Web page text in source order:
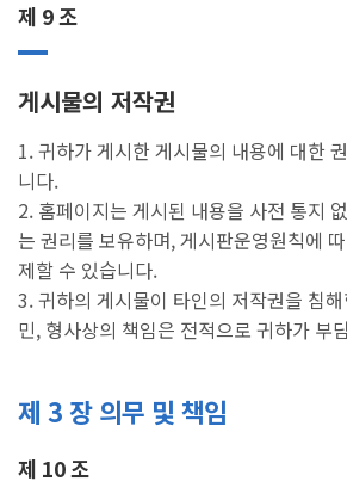
제 9 조
게시물의 저작권
1. 귀하가 게시한 게시물의 내용에 대한
니다.
2. 홈페이지는 게시된 내용을 사전 통지
는 권리를 보유하며, 게시판운영원칙에
제할 수 있습니다.
3. 귀하의 게시물이 타인의 저작권을 침
민, 형사상의 책임은 전적으로 귀하가 부
제 3 장 의무 및 책임
제 10 조